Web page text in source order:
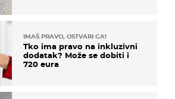
IMAŠ PRAVO, OSTVARI GA!
Tko ima pravo na inkluzivni
dodatak? Može se dobiti i
720 eura